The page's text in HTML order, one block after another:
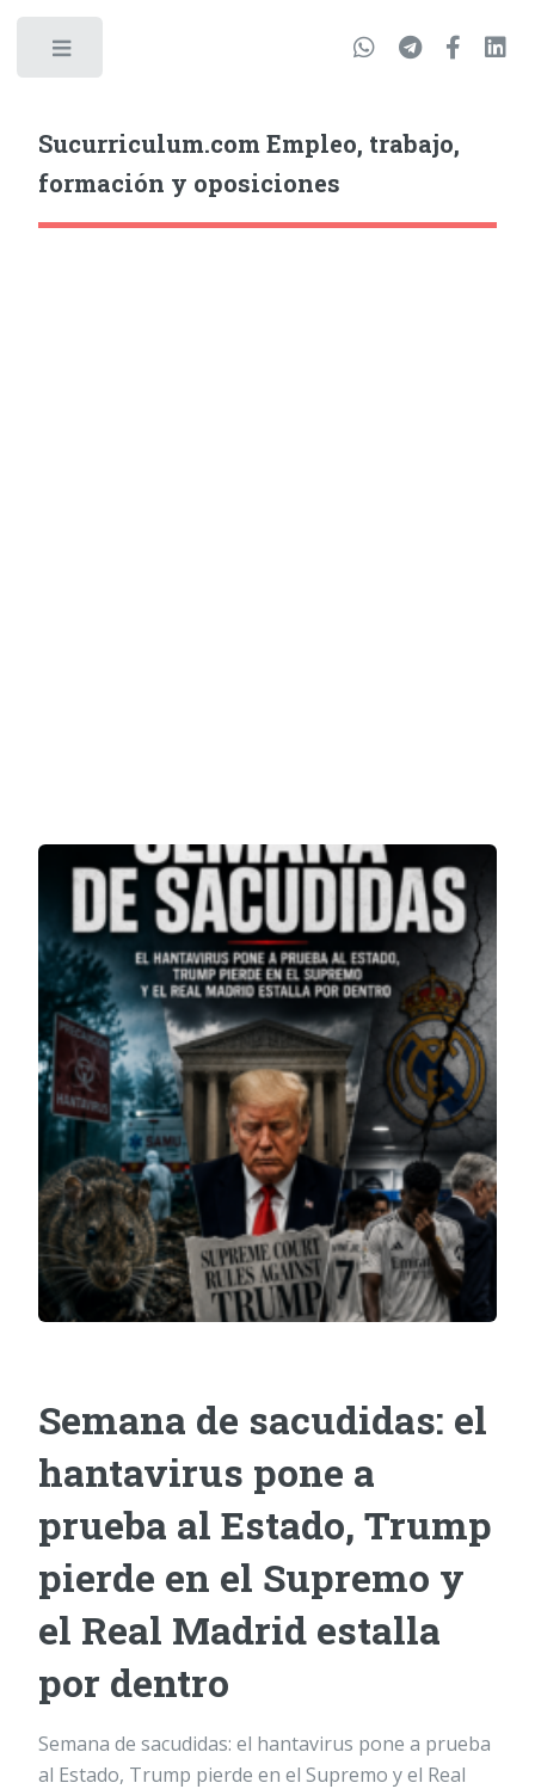
Sucurriculum.com Empleo, trabajo,
formación y oposiciones
Semana de sacudidas: el
hantavirus pone a
prueba al Estado, Trump
pierde en el Supremo y
el Real Madrid estalla
por dentro
Semana de sacudidas: el hantavirus pone a prueba
al Estado, Trump pierde en el Supremo y el Real